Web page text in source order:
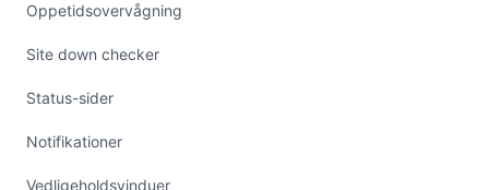
Oppetidsovervågning
Site down checker
Status-sider
Notifikationer
Vedligeholdsvinduer